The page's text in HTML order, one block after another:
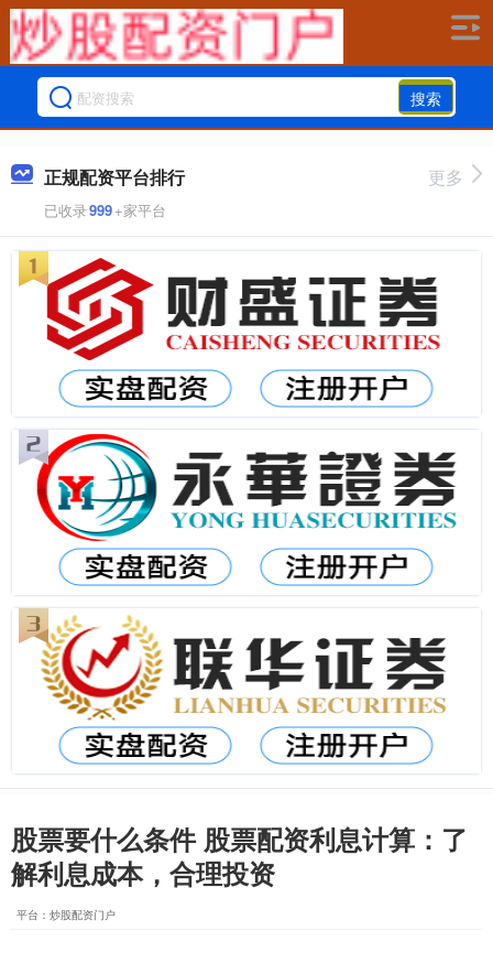
搜索
正规配资平台排行
已收录999+家平台
更多
股票要什么条件 股票配资利息计算：了
解利息成本，合理投资
平台：炒股配资门户